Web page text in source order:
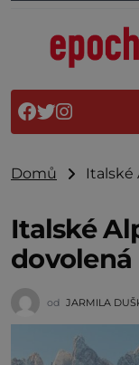
Domů Italské
Italské
dovolená
od JARMILA